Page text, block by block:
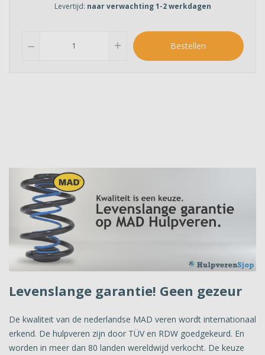
Levertijd: naar verwachting 1-2 werkdagen
remove add Bestellen
Levenslange garantie! Geen gezeur
De kwaliteit van de nederlandse MAD veren wordt internationaal
erkend. De hulpveren zijn door TÜV en RDW goedgekeurd. En
worden in meer dan 80 landen wereldwijd verkocht. De keuze